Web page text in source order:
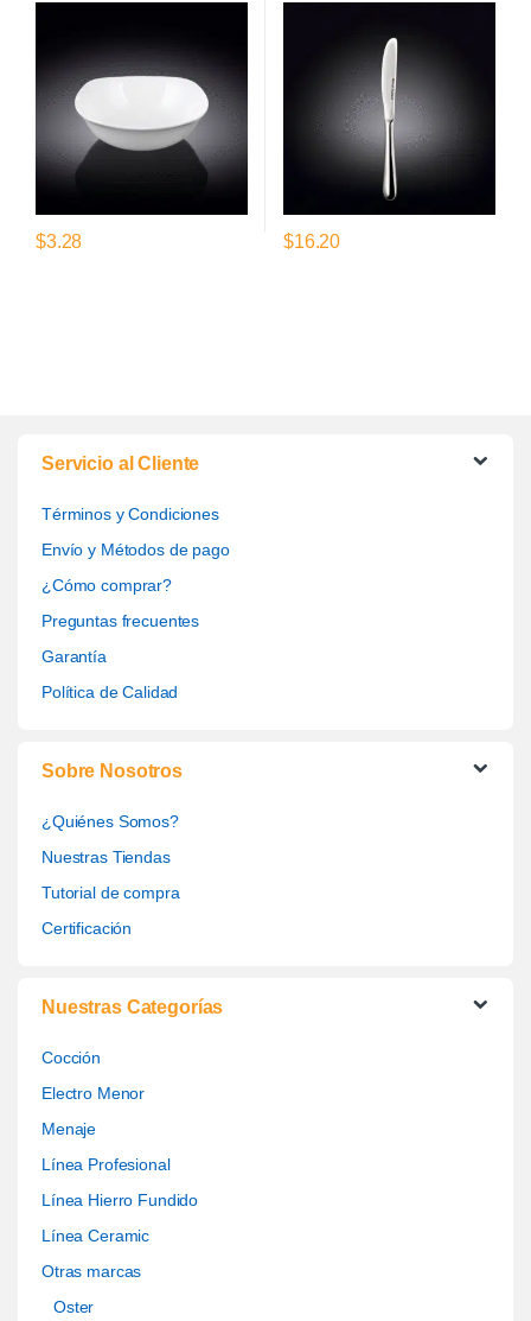
$3.28 $16.20
Servicio al Cliente
Términos y Condiciones
Envío y Métodos de pago
¿Cómo comprar?
Preguntas frecuentes
Garantía
Política de Calidad
Sobre Nosotros
¿Quiénes Somos?
Nuestras Tiendas
Tutorial de compra
Certificación
Nuestras Categorías
Cocción
Electro Menor
Menaje
Línea Profesional
Línea Hierro Fundido
Línea Ceramic
Otras marcas
Oster